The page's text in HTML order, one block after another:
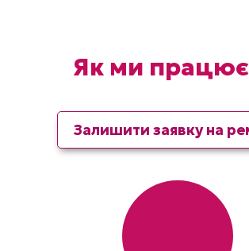
Як ми
Залишити заявку на